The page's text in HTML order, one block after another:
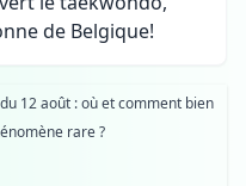
de Belgique!
12 août : où et comment bien
rare ?